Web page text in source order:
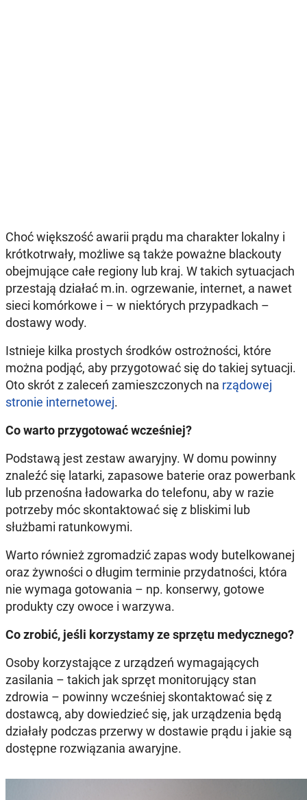
Choć większość awarii prądu ma charakter lokalny i
krótkotrwały, możliwe są także poważne blackouty
obejmujące całe regiony lub kraj. W takich sytuacjach
przestają działać m.in. ogrzewanie, internet, a nawet
sieci komórkowe i – w niektórych przypadkach –
dostawy wody.
Istnieje kilka prostych środków ostrożności, które
można podjąć, aby przygotować się do takiej sytuacji.
Oto skrót z zaleceń zamieszczonych na rządowej
stronie internetowej.
Co warto przygotować wcześniej?
Podstawą jest zestaw awaryjny. W domu powinny
znaleźć się latarki, zapasowe baterie oraz powerbank
lub przenośna ładowarka do telefonu, aby w razie
potrzeby móc skontaktować się z bliskimi lub
służbami ratunkowymi.
Warto również zgromadzić zapas wody butelkowanej
oraz żywności o długim terminie przydatności, która
nie wymaga gotowania – np. konserwy, gotowe
produkty czy owoce i warzywa.
Co zrobić, jeśli korzystamy ze sprzętu medycznego?
Osoby korzystające z urządzeń wymagających
zasilania – takich jak sprzęt monitorujący stan
zdrowia – powinny wcześniej skontaktować się z
dostawcą, aby dowiedzieć się, jak urządzenia będą
działały podczas przerwy w dostawie prądu i jakie są
dostępne rozwiązania awaryjne.